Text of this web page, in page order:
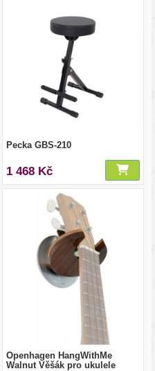
Pecka GBS-210
1 468 Kč
Openhagen HangWithMe
Walnut Věšák pro ukulele